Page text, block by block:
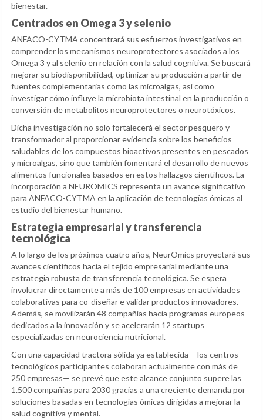
bienestar.
Centrados en Omega 3 y selenio
ANFACO-CYTMA concentrará sus esfuerzos investigativos en
comprender los mecanismos neuroprotectores asociados a los
Omega 3 y al selenio en relación con la salud cognitiva. Se buscará
mejorar su biodisponibilidad, optimizar su producción a partir de
fuentes complementarias como las microalgas, así como
investigar cómo influye la microbiota intestinal en la producción o
conversión de metabolitos neuroprotectores o neurotóxicos.
Dicha investigación no solo fortalecerá el sector pesquero y
transformador al proporcionar evidencia sobre los beneficios
saludables de los compuestos bioactivos presentes en pescados
y microalgas, sino que también fomentará el desarrollo de nuevos
alimentos funcionales basados en estos hallazgos científicos. La
incorporación a NEUROMICS representa un avance significativo
para ANFACO-CYTMA en la aplicación de tecnologías ómicas al
estudio del bienestar humano.
Estrategia empresarial y transferencia
tecnológica
A lo largo de los próximos cuatro años, NeurOmics proyectará sus
avances científicos hacia el tejido empresarial mediante una
estrategia robusta de transferencia tecnológica. Se espera
involucrar directamente a más de 100 empresas en actividades
colaborativas para co-diseñar e validar productos innovadores.
Además, se movilizarán 48 compañías hacia programas europeos
dedicados a la innovación y se acelerarán 12 startups
especializadas en neurociencia nutricional.
Con una capacidad tractora sólida ya establecida —los centros
tecnológicos participantes colaboran actualmente con más de
250 empresas— se prevé que este alcance conjunto supere las
1.500 compañías para 2030 gracias a una creciente demanda por
soluciones basadas en tecnologías ómicas dirigidas a mejorar la
salud cognitiva y mental.